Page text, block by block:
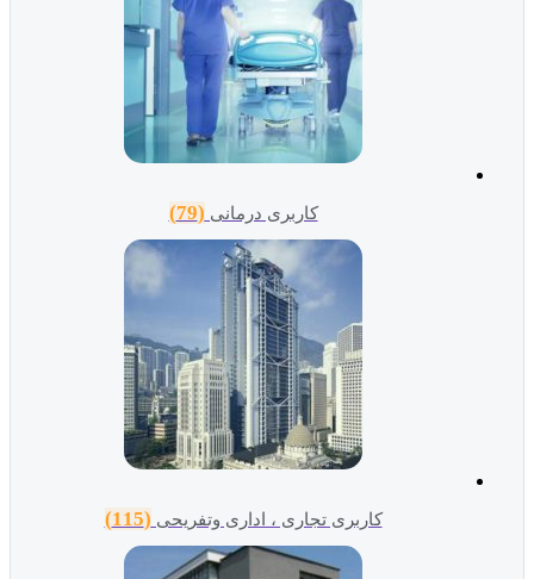
کاربری درمانی (79)
کاربری تجاری ، اداری وتفریحی (115)